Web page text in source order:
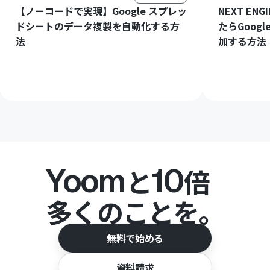
【ノーコードで実現】Google スプレッ
ドシートのデータ複製を自動化する方
法
NEXT
たら
加する方法
Yoomと10倍
多くのことを。
無料で始める